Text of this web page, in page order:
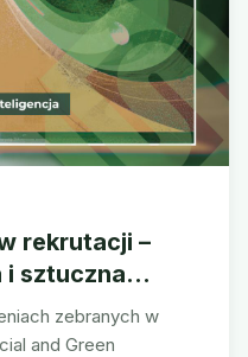
rekrutacji –
i sztuczna
zebranych w
and Green